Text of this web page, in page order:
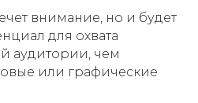
внимание, но и будет
для охвата
аудитории, чем
или графические